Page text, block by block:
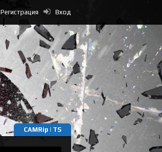
Вход
Регистрация
CAMRip | TS